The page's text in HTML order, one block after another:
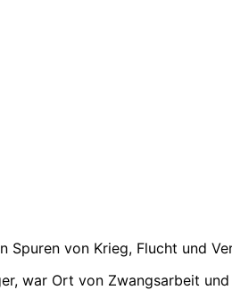
von Krieg, Flucht und
war Ort von Zwangsarbeit